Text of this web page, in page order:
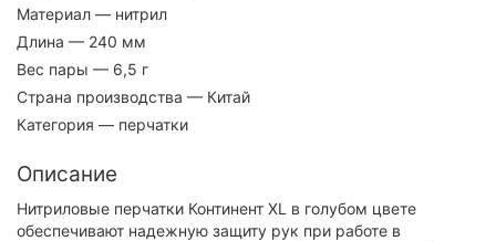
Материал — нитрил
Длина — 240 мм
Вес пары — 6,5 г
Страна производства — Китай
Категория — перчатки
Описание
Нитриловые перчатки Континент XL в голубом цвете
обеспечивают надежную защиту рук при работе в